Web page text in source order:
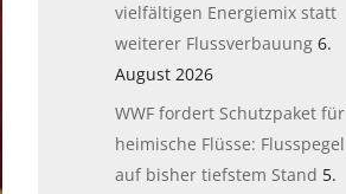
vielfältigen Energiemix statt
weiterer Flussverbauung 6.
August 2026
WWF fordert Schutzpaket für
heimische Flüsse: Flusspegel
auf bisher tiefstem Stand 5.